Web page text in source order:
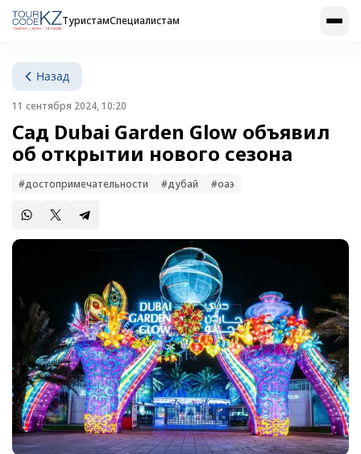
ТуристамСпециалистам
Назад
11 сентября 2024, 10:20
Сад Dubai Garden Glow объявил
об открытии нового сезона
#достопримечательности #дубай #оаэ